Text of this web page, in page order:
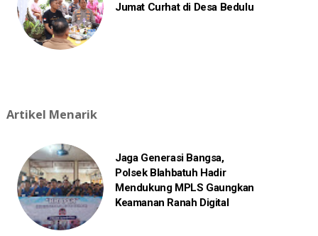
Jumat Curhat di Desa Bedulu
Artikel Menarik
Jaga Generasi Bangsa,
Polsek Blahbatuh Hadir
Mendukung MPLS Gaungkan
Keamanan Ranah Digital